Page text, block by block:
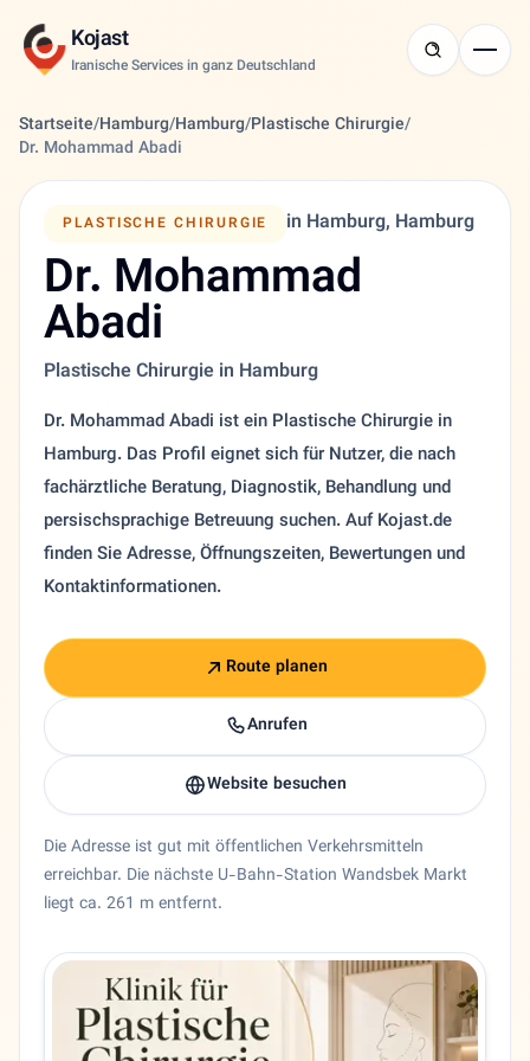
Kojast
Iranische Services in ganz Deutschland
Startseite/Hamburg/Hamburg/Plastische Chirurgie/
Dr. Mohammad Abadi
PLASTISCHE CHIRURGIE in Hamburg, Hamburg
Dr. Mohammad
Abadi
Plastische Chirurgie in Hamburg
Dr. Mohammad Abadi ist ein Plastische Chirurgie in
Hamburg. Das Profil eignet sich für Nutzer, die nach
fachärztliche Beratung, Diagnostik, Behandlung und
persischsprachige Betreuung suchen. Auf Kojast.de
finden Sie Adresse, Öffnungszeiten, Bewertungen und
Kontaktinformationen.
Route planen
Anrufen
Website besuchen
Die Adresse ist gut mit öffentlichen Verkehrsmitteln
erreichbar. Die nächste U-Bahn-Station Wandsbek Markt
liegt ca. 261 m entfernt.
Plastische Chirurgie Dr. Mohammad Abadi in Hamburg,
Bundesland
Hamburg
Stadt